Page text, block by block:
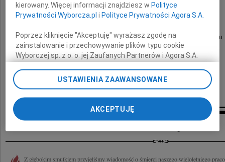
Człowiek prawego charakteru.
Pogrzeb odbędzie się dnia 19 lutego 2011 roku
o godzinie 13.50 na Cmentarzu Osobowice.
rodzina
Kondolencje
Z głębokim smutkiem przyjęliśmy wiadomość o śmierci naszego wieloletniego
kierowany. Więcej informacji znajdziesz w Polityce
Prywatności Wyborcza.pl i Polityce Prywatności Agora S.A.
Poprzez kliknięcie "Akceptuję" wyrażasz zgodę na
zainstalowanie i przechowywanie plików typu cookie
Wyborczej sp. z o. o. jej Zaufanych Partnerów i Agora S.A.
chwili zmienić swoje preferencje dot. plików cookie,
ponownie wywołując narzędzie do zarządzania Twoimi
preferencjami dot. przetwarzania danych poprzez
odnośnik „Ustawienia prywatności” w stopce serwisu i
przechodząc do sekcji „Ustawienia zaawansowane”.
My, nasi Zaufani Partnerzy i Agora S.A. możemy
USTAWIENIA ZAAWANSOWANE
AKCEPTUJĘ